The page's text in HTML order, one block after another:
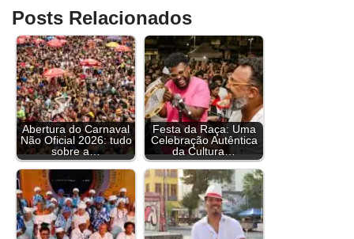
a
c
e
b
o
o
k
m
a
i
l
h
r
e
a
d
s
w
i
t
t
e
r
i
n
t
e
r
e
s
t
i
n
k
e
d
I
n
h
a
t
s
A
p
p
e
l
e
g
r
a
m
Posts Relacionados
Abertura do Carnaval
Não Oficial 2026: tudo
sobre a…
Festa da Raça: Uma
Celebração Autêntica
da Cultura…